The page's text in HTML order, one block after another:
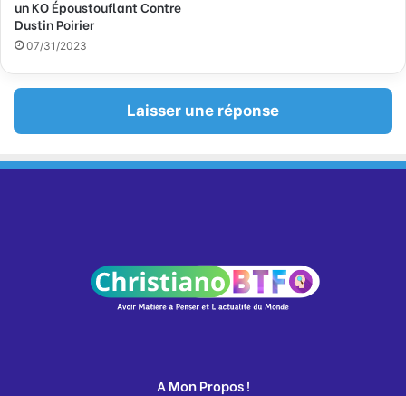
un KO Époustouflant Contre
Dustin Poirier
07/31/2023
Laisser une réponse
A Mon Propos !